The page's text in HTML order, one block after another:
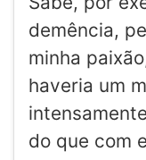
demência,
minha
haveria um
do que com